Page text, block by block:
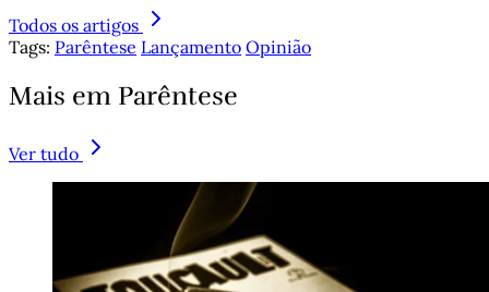
Todos os artigos
Tags: Parêntese Lançamento Opinião
Mais em Parêntese
Ver tudo